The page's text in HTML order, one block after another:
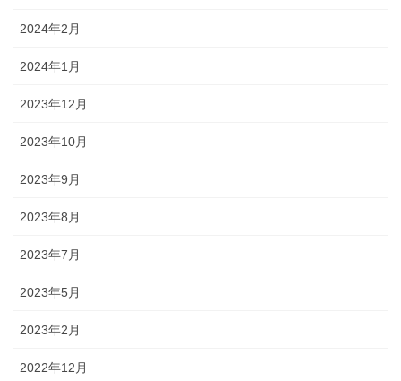
2024年2月
2024年1月
2023年12月
2023年10月
2023年9月
2023年8月
2023年7月
2023年5月
2023年2月
2022年12月